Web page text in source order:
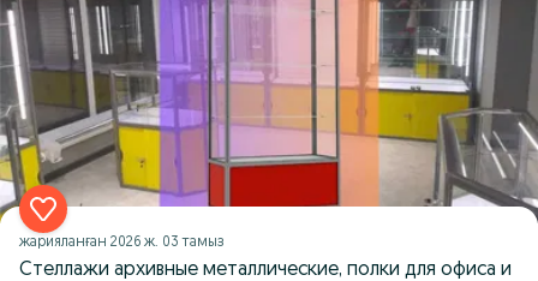
жарияланған 2026 ж. 03 тамыз
Стеллажи архивные металлические, полки для офиса и